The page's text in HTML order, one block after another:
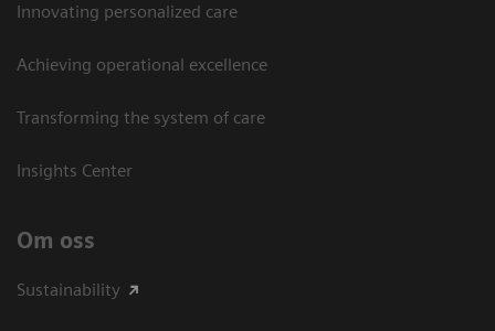
Innovating personalized care
Achieving operational excellence​
Transforming the system of care
Insights Center
Om oss
Sustainability